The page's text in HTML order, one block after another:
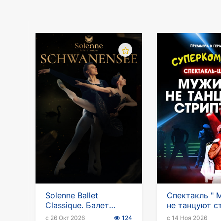
Solenne Ballet
Classique. Балет
"Лебединое озеро" -
с 26 Окт 2026 124
Спектакль "
не танцуют
в Германии
с 14 Ноя 2026